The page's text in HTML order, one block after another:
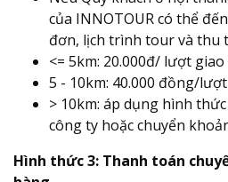
của INNOTOUR có thể
đơn, lịch trình tour và thu
<= 5km: 20.000đ/ lượt giao
5 - 10km: 40.000 đồng/
> 10km: áp dụng hình
công ty hoặc chuyển
Hình thức 3: Thanh toán